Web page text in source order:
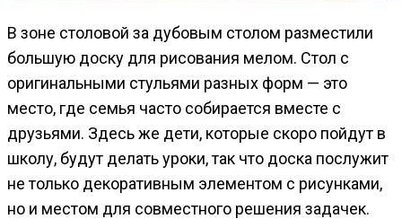
В зоне столовой за дубовым столом разместили
большую доску для рисования мелом. Стол с
оригинальными стульями разных форм — это
место, где семья часто собирается вместе с
друзьями. Здесь же дети, которые скоро пойдут в
школу, будут делать уроки, так что доска послужит
не только декоративным элементом с рисунками,
но и местом для совместного решения задачек.